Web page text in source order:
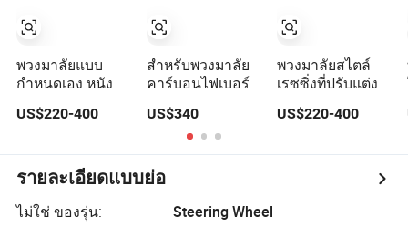
แข่งรถ
OEM/ODM
พวงมาลัยแบบ
กำหนดเอง หนัง
ไฟเบอร์ สำหรับเม
Class CLA GLA
AMG การปรับแต่ง
OEM/ODM
US$220-400
สำหรับพวงมาลัย
คาร์บอนไฟเบอร์
เบนซ์ เอเอ็มจี รุ่นซี
อี เอส คลาส
US$340
พวงมาลัยสไตล์
เรซซิ่งที่ปรับแต่ง
คาร์บอนไฟเบอร์
อร์เซเดส จีคลาส
คลาสเอ จีแอลเอ
US$220-400
รายละเอียดแบบย่อ
ไม่ใช่ ของรุ่น:
Steering Wheel